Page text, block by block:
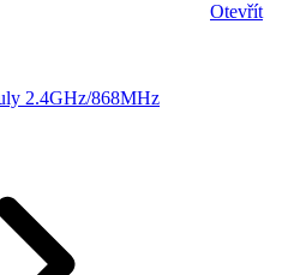
Otevřít
2.4GHz/868MHz